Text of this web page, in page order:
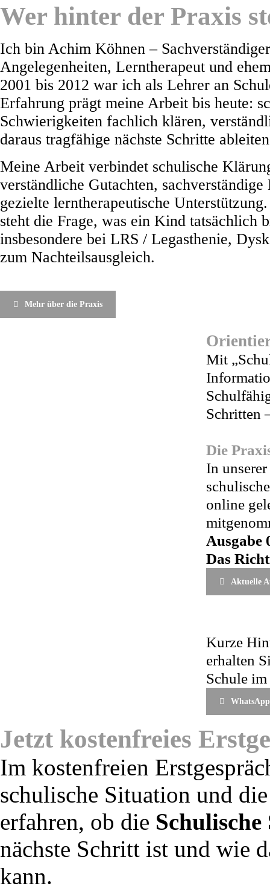
Wer hinter der Praxis
Ich bin Achim Köhnen –
Angelegenheiten, Lerntherapeut und
2001 bis 2012 war ich als Lehrer an
Erfahrung prägt meine Arbeit bis heute:
Schwierigkeiten fachlich klären,
daraus tragfähige nächste Schritte
Meine Arbeit verbindet schulische
verständliche Gutachten, sachverständige
gezielte lerntherapeutische
steht die Frage, was ein Kind tatsächlich
insbesondere bei LRS / Legasthenie,
zum Nachteilsausgleich.
Mehr über die Praxis
Mit
Schritten
Die
In
online
Ausgabe
Das
Aktuelle
Kurze
erhalten
Schule
Jetzt kostenfreies
Im kostenfreien
schulische Situation und
erfahren, ob die
nächste Schritt ist und wie
kann.